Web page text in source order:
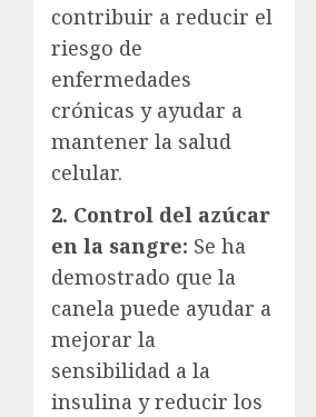
contribuir a reducir el
riesgo de
enfermedades
crónicas y ayudar a
mantener la salud
celular.
2. Control del azúcar
en la sangre: Se ha
demostrado que la
canela puede ayudar a
mejorar la
sensibilidad a la
insulina y reducir los